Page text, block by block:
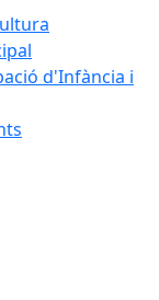
d'Infància i